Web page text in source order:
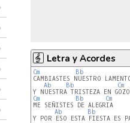
Letra y Acordes
Cm Bb
CAMBIASTES NUESTRO
Ab
Bb Cm
Cm
Bb
Cm
ME SEÑISTES DE ALEGRIA
Ab
Bb
Y POR ESO ESTA FIESTA ES